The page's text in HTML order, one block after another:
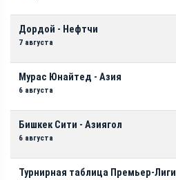
Дордой - Нефтчи
7 августа
Мурас Юнайтед - Азия
6 августа
Бишкек Сити - Азиягол
6 августа
Турнирная таблица Премьер-Лиги